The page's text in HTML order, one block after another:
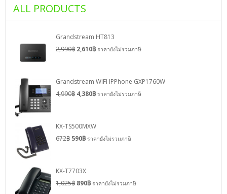
ALL PRODUCTS
Grandstream HT813
2,990฿ 2,610฿ ราคายังไม่รวมภาษี
Grandstream WIFI IPPhone GXP1760W
4,990฿ 4,380฿ ราคายังไม่รวมภาษี
KX-TS500MXW
672฿ 590฿ ราคายังไม่รวมภาษี
KX-T7703X
1,025฿ 890฿ ราคายังไม่รวมภาษี